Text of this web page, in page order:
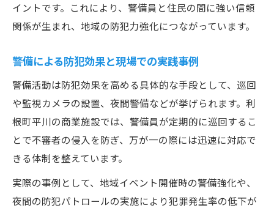
イントです。これにより、警備員と住民の間に強い信頼
関係が生まれ、地域の防犯力強化につながっています。
警備による防犯効果と現場での実践事例
警備活動は防犯効果を高める具体的な手段として、巡回
や監視カメラの設置、夜間警備などが挙げられます。利
根町平川の商業施設では、警備員が定期的に巡回するこ
とで不審者の侵入を防ぎ、万が一の際には迅速に対応で
きる体制を整えています。
実際の事例として、地域イベント開催時の警備強化や、
夜間の防犯パトロールの実施により犯罪発生率の低下が